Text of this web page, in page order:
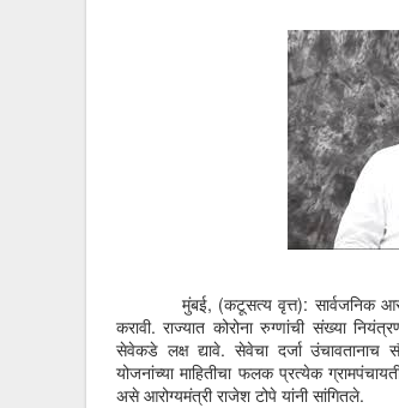
मुंबई, (कटूसत्य वृत्त): सार्वजनिक आरोग्य
करावी. राज्यात कोरोना रुग्णांची संख्या
सेवेकडे लक्ष द्यावे. सेवेचा दर्जा उंचावतानाच
योजनांच्या माहितीचा फलक प्रत्येक
असे आरोग्यमंत्री राजेश टोपे यांनी सांगितले.